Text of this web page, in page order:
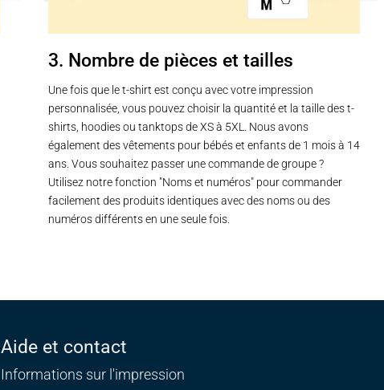
3. Nombre de pièces et tailles
Une fois que le t-shirt est conçu avec votre impression
personnalisée, vous pouvez choisir la quantité et la taille des t-
shirts, hoodies ou tanktops de XS à 5XL. Nous avons
également des vêtements pour bébés et enfants de 1 mois à 14
ans. Vous souhaitez passer une commande de groupe ?
Utilisez notre fonction "Noms et numéros" pour commander
facilement des produits identiques avec des noms ou des
numéros différents en une seule fois.
Aide et contact
Informations sur l'impression